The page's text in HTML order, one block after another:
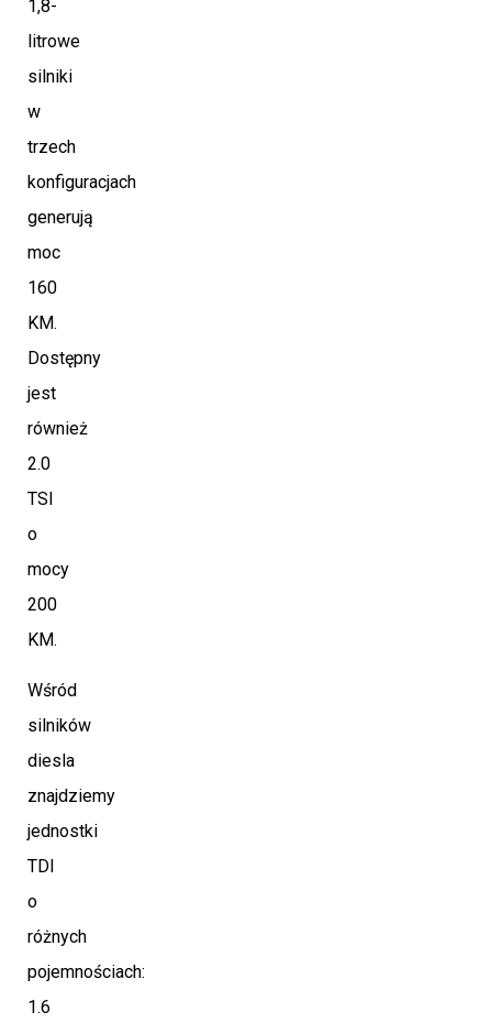
1,8-
litrowe
silniki
w
trzech
konfiguracjach
generują
moc
160
KM.
Dostępny
jest
również
2.0
TSI
o
mocy
200
KM.
Wśród
silników
diesla
znajdziemy
jednostki
TDI
o
różnych
pojemnościach:
1.6